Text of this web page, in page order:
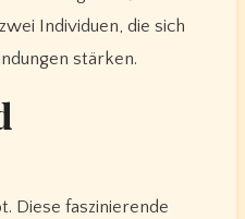
Individuen, die sich
stärken.
Diese faszinierende